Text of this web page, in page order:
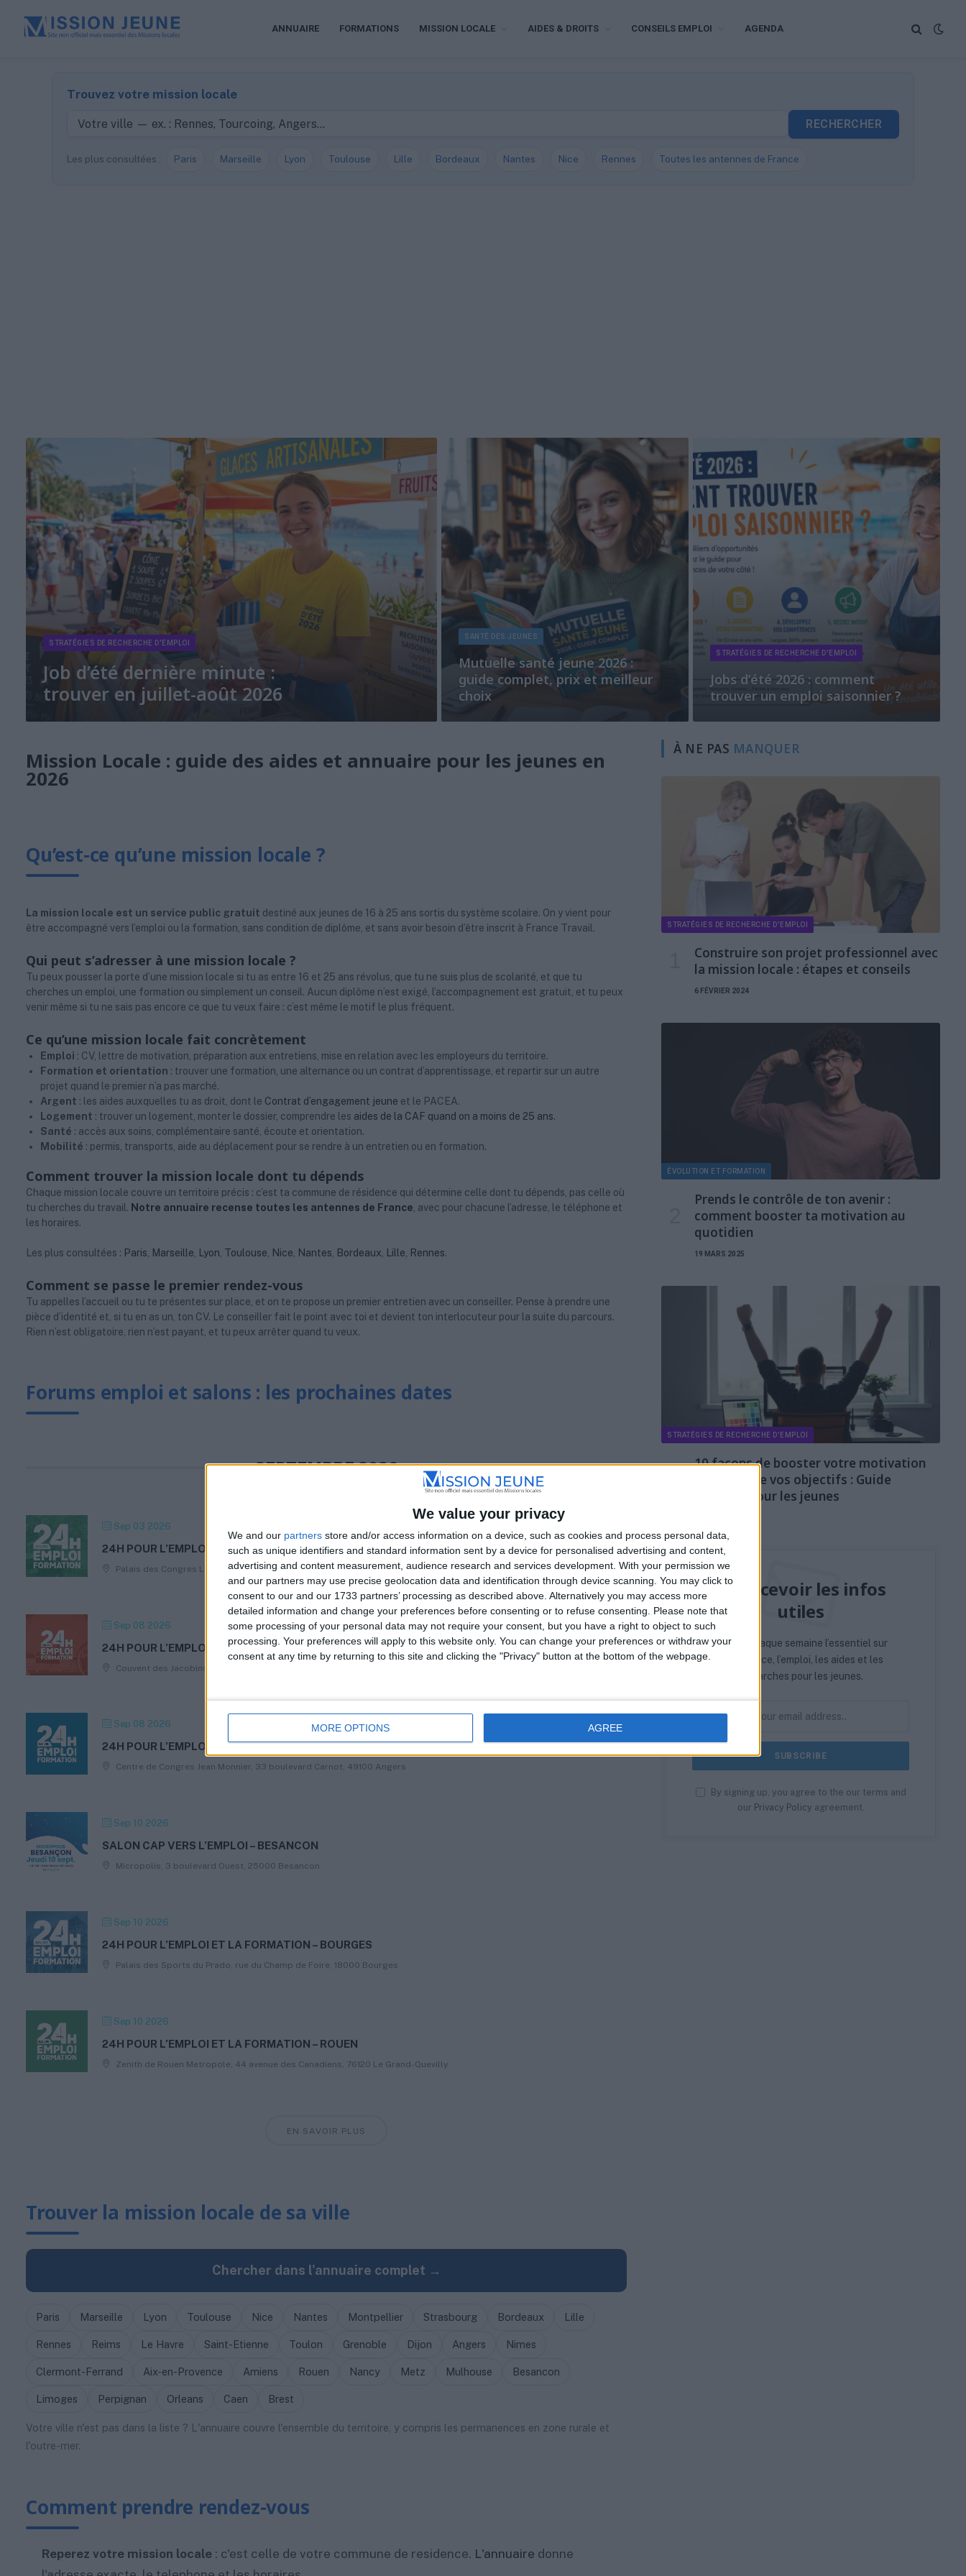
We value your privacy
We and our partners store and/or access information on a device, such as cookies and process personal data,
such as unique identifiers and standard information sent by a device for personalised advertising and content,
advertising and content measurement, audience research and services development. With your permission we
and our partners may use precise geolocation data and identification through device scanning. You may click to
consent to our and our 1733 partners’ processing as described above. Alternatively you may access more
detailed information and change your preferences before consenting or to refuse consenting.
Please note that
some processing of your personal data may not require your consent, but you have a right to object to such
processing. Your preferences will apply to this website only. You can change your preferences or withdraw your
consent at any time by returning to this site and clicking the "Privacy" button at the bottom of the webpage.
MORE OPTIONS AGREE
ANNUAIRE FORMATIONS MISSION LOCALE AIDES & DROITS CONSEILS EMPLOI AGENDA
Trouvez votre mission locale
RECHERCHER
Les plus consultées : Paris Marseille Lyon Toulouse Lille Bordeaux Nantes Nice Rennes Toutes les antennes de France
STRATÉGIES DE RECHERCHE D'EMPLOI
Job d’été dernière minute :
trouver en juillet-août 2026
SANTÉ DES JEUNES
Mutuelle santé jeune 2026 :
guide complet, prix et meilleur
choix
STRATÉGIES DE RECHERCHE D'EMPLOI
Jobs d’été 2026 : comment
trouver un emploi saisonnier ?
Mission Locale : guide des aides et annuaire pour les jeunes en
2026
Qu’est-ce qu’une mission locale ?
La mission locale est un service public gratuit destiné aux jeunes de 16 à 25 ans sortis du système scolaire. On y vient pour
être accompagné vers l’emploi ou la formation, sans condition de diplôme, et sans avoir besoin d’être inscrit à France Travail.
Qui peut s’adresser à une mission locale ?
Tu peux pousser la porte d’une mission locale si tu as entre 16 et 25 ans révolus, que tu ne suis plus de scolarité, et que tu
cherches un emploi, une formation ou simplement un conseil. Aucun diplôme n’est exigé, l’accompagnement est gratuit, et tu peux
venir même si tu ne sais pas encore ce que tu veux faire : c’est même le motif le plus fréquent.
Ce qu’une mission locale fait concrètement
Emploi : CV, lettre de motivation, préparation aux entretiens, mise en relation avec les employeurs du territoire.
Formation et orientation : trouver une formation, une alternance ou un contrat d’apprentissage, et repartir sur un autre
projet quand le premier n’a pas marché.
Argent : les aides auxquelles tu as droit, dont le Contrat d’engagement jeune et le PACEA.
Logement : trouver un logement, monter le dossier, comprendre les aides de la CAF quand on a moins de 25 ans.
Santé : accès aux soins, complémentaire santé, écoute et orientation.
Mobilité : permis, transports, aide au déplacement pour se rendre à un entretien ou en formation.
Comment trouver la mission locale dont tu dépends
Chaque mission locale couvre un territoire précis : c’est ta commune de résidence qui détermine celle dont tu dépends, pas celle où
tu cherches du travail. Notre annuaire recense toutes les antennes de France , avec pour chacune l’adresse, le téléphone et
les horaires.
Les plus consultées : Paris Marseille Lyon Toulouse Nice Nantes Bordeaux Lille Rennes.
Comment se passe le premier rendez-vous
Tu appelles l’accueil ou tu te présentes sur place, et on te propose un premier entretien avec un conseiller. Pense à prendre une
pièce d’identité et, si tu en as un, ton CV. Le conseiller fait le point avec toi et devient ton interlocuteur pour la suite du parcours.
Rien n’est obligatoire, rien n’est payant, et tu peux arrêter quand tu veux.
Forums emploi et salons : les prochaines dates
SEPTEMBRE 2026
Sep 03 2026
24H POUR L’EMPLOI ET LA FORMATION – TOURS
Palais des Congres Le Vinci, 26 boulevard Heurteloup, 37000 Tours
Sep 08 2026
24H POUR L’EMPLOI ET LA FORMATION – RENNES
Couvent des Jacobins, 20 place Sainte-Anne, 35000 Rennes
Sep 08 2026
24H POUR L’EMPLOI ET LA FORMATION – ANGERS
Centre de Congres Jean Monnier, 33 boulevard Carnot, 49100 Angers
Sep 10 2026
SALON CAP VERS L’EMPLOI – BESANCON
Micropolis, 3 boulevard Ouest, 25000 Besancon
Sep 10 2026
24H POUR L’EMPLOI ET LA FORMATION – BOURGES
Palais des Sports du Prado, rue du Champ de Foire, 18000 Bourges
Sep 10 2026
24H POUR L’EMPLOI ET LA FORMATION – ROUEN
Zenith de Rouen Metropole, 44 avenue des Canadiens, 76120 Le Grand-Quevilly
EN SAVOIR PLUS
Trouver la mission locale de sa ville
Chercher dans l'annuaire complet →
Paris Marseille Lyon Toulouse Nice Nantes Montpellier Strasbourg Bordeaux Lille
Rennes Reims Le Havre Saint-Etienne Toulon Grenoble Dijon Angers Nimes
Clermont-Ferrand Aix-en-Provence Amiens Rouen Nancy Metz Mulhouse Besancon
Limoges Perpignan Orleans Caen Brest
Votre ville n'est pas dans la liste ? L'annuaire couvre l'ensemble du territoire, y compris les permanences en zone rurale et
l'outre-mer.
Comment prendre rendez-vous
Reperez votre mission locale : c'est celle de votre commune de residence. L'annuaire donne
À NE PAS MANQUER
STRATÉGIES DE RECHERCHE D'EMPLOI
Construire son projet professionnel avec
la mission locale : étapes et conseils
6 FÉVRIER 2024
ÉVOLUTION ET FORMATION
Prends le contrôle de ton avenir :
comment booster ta motivation au
quotidien
19 MARS 2025
STRATÉGIES DE RECHERCHE D'EMPLOI
10 façons de booster votre motivation
et atteindre vos objectifs : Guide
pratique pour les jeunes
Recevoir les infos
utiles
Reçois chaque semaine l’essentiel sur
l’alternance, l’emploi, les aides et les
démarches pour les jeunes.
By signing up, you agree to the our terms and
our Privacy Policy agreement.